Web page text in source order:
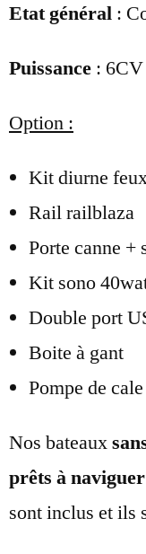
Etat général :
Puissance : 6CV
Option :
Kit diurne
Rail railblaza
Porte canne +
Kit sono
Double port
Boite à gant
Pompe de
Nos bateaux
prêts à naviguer
sont inclus et ils